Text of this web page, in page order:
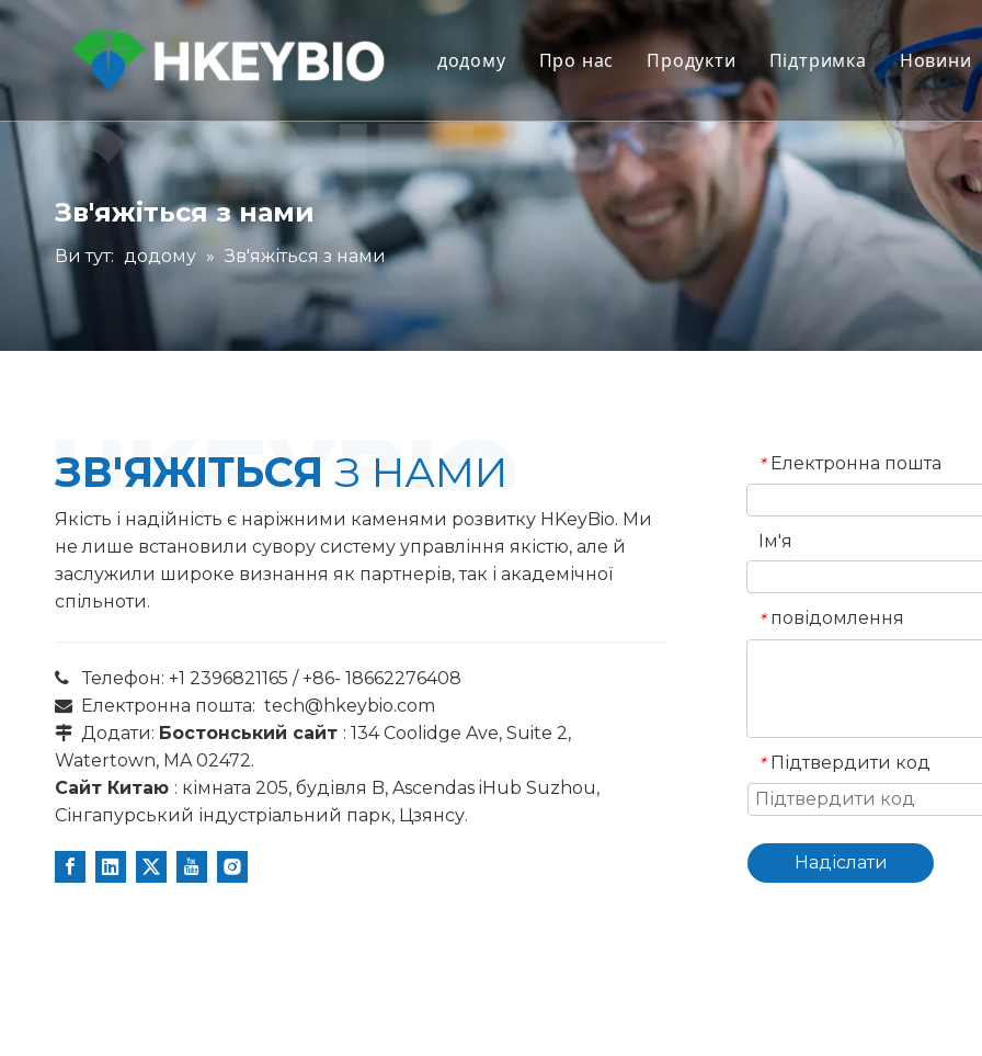
додому Про нас Продукти
Моделі приматів, відмінних від
Моделі гризунів
Тканини людини та моделі Ex Vivo
Інтегрована оцінка ефективності
Трансляційна медицина та
Підтримка подання IND
Підтримка
Сервіс
Завантажити
Відгуки клієнтів
Новини
Зв'яжіться з нами
Ви тут: додому » Зв'яжіться з нами
ЗВ'ЯЖІТЬСЯЗ НАМИ
Якість і надійність є наріжними каменями розвитку HKeyBio. Ми
не лише встановили сувору систему управління якістю, але й
заслужили широке визнання як партнерів, так і академічної
спільноти.
 Телефон: +1 2396821165 / +86- 18662276408
 Електронна пошта: tech@hkeybio.com
 Додати: Бостонський сайт : 134 Coolidge Ave, Suite 2,
Watertown, MA 02472.
Сайт Китаю : кімната 205, будівля B, Ascendas iHub Suzhou,
Сінгапурський індустріальний парк, Цзянсу.
* Електронна пошта
Ім'я
* повідомлення
* Підтвердити код
Надіслати